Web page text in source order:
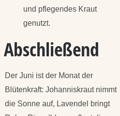
und pflegendes Kraut
genutzt.
Abschließend
Der Juni ist der Monat der
Blütenkraft: Johanniskraut nimmt
die Sonne auf, Lavendel bringt